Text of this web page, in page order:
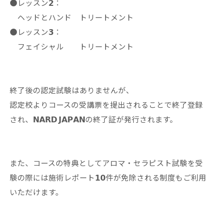
●レッスン𝟮：
ヘッドとハンド トリートメント
●レッスン𝟯：
フェイシャル トリートメント
終了後の認定試験はありませんが、
認定校よりコースの受講票を提出されることで終了登録
され、𝗡𝗔𝗥𝗗 𝗝𝗔𝗣𝗔𝗡の終了証が発行されます。
また、コースの特典としてアロマ・セラピスト試験を受
験の際には施術レポート𝟭𝟬件が免除される制度もご利用
いただけます。